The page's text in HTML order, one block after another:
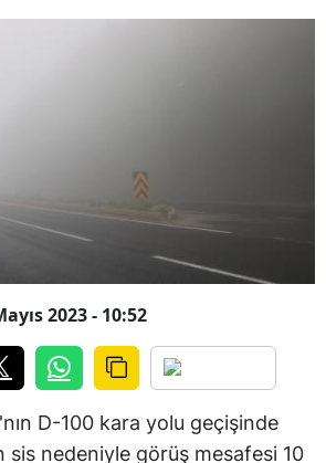
2023 - 10:52
D-100 kara yolu geçişinde
sis nedeniyle görüş mesafesi 10